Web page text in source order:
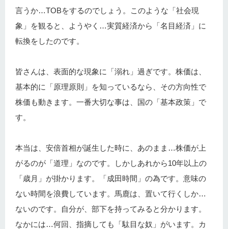
言うか…TOBをするのでしょう。このような「社会現
象」を観ると、ようやく…実質経済から「名目経済」に
転換をしたのです。
皆さんは、表面的な現象に「溺れ」過ぎです。株価は、
基本的に「原理原則」を知っているなら、その方向性で
株価も動きます。一番大切な事は、国の「基本政策」で
す。
本当は、安倍首相が誕生した時に、あのまま…株価が上
がるのが「道理」なのです。しかしあれから10年以上の
「歳月」が掛かります。「成田時間」の為です。意味の
ない時間を浪費しています。馬鹿は、置いて行くしか…
ないのです。自分が、部下を持ってみると分かります。
なかには…何回、指摘しても「駄目な奴」がいます。カ